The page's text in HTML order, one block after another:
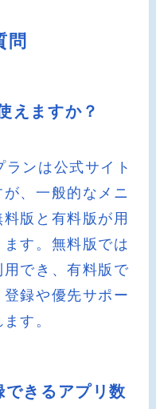
問
えますか？
ンは公式サイト
、一般的なメニ
版と有料版が用
す。無料版では
でき、有料版で
録や優先サポー
す。
できるアプリ数